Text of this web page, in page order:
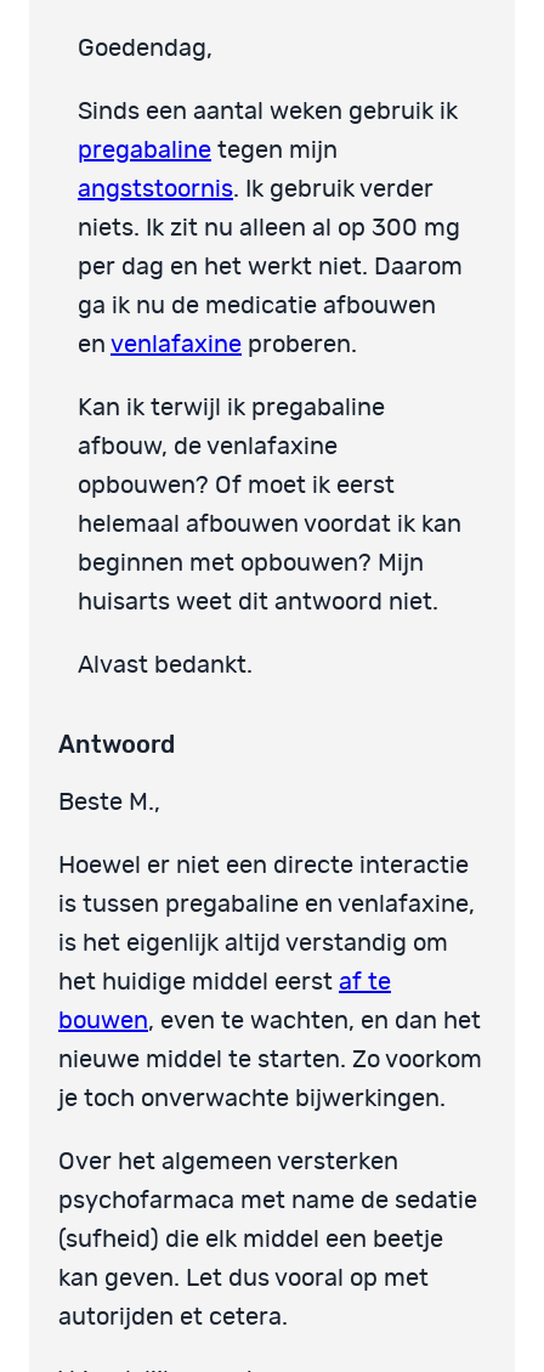
Goedendag,
Sinds een aantal weken gebruik ik
pregabaline tegen mijn
angststoornis. Ik gebruik verder
niets. Ik zit nu alleen al op 300 mg
per dag en het werkt niet. Daarom
ga ik nu de medicatie afbouwen
en venlafaxine proberen.
Kan ik terwijl ik pregabaline
afbouw, de venlafaxine
opbouwen? Of moet ik eerst
helemaal afbouwen voordat ik kan
beginnen met opbouwen? Mijn
huisarts weet dit antwoord niet.
Alvast bedankt.
Antwoord
Beste M.,
Hoewel er niet een directe interactie
is tussen pregabaline en venlafaxine,
is het eigenlijk altijd verstandig om
het huidige middel eerst af te
bouwen, even te wachten, en dan het
nieuwe middel te starten. Zo voorkom
je toch onverwachte bijwerkingen.
Over het algemeen versterken
psychofarmaca met name de sedatie
(sufheid) die elk middel een beetje
kan geven. Let dus vooral op met
autorijden et cetera.